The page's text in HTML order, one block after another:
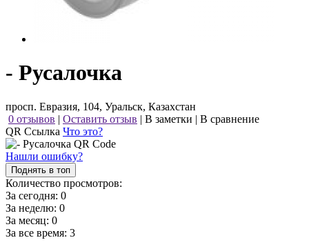
- Русалочка
просп. Евразия, 104, Уральск, Казахстан
0 отзывов | Оставить отзыв | В заметки | В сравнение
QR Ссылка Что это?
Нашли ошибку?
Поднять в топ
Количество просмотров:
За сегодня: 0
За неделю: 0
За месяц: 0
За все время: 3